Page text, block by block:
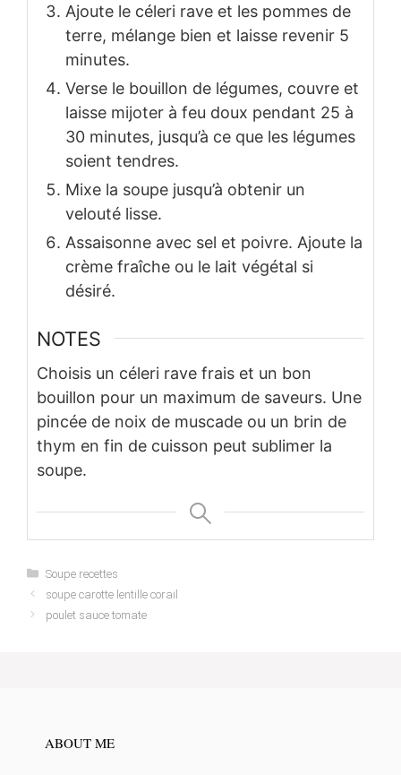
Ajoute le céleri rave et les pommes de
terre, mélange bien et laisse revenir 5
minutes.
Verse le bouillon de légumes, couvre et
laisse mijoter à feu doux pendant 25 à
30 minutes, jusqu’à ce que les légumes
soient tendres.
Mixe la soupe jusqu’à obtenir un
velouté lisse.
Assaisonne avec sel et poivre. Ajoute la
crème fraîche ou le lait végétal si
désiré.
NOTES
Choisis un céleri rave frais et un bon
bouillon pour un maximum de saveurs. Une
pincée de noix de muscade ou un brin de
thym en fin de cuisson peut sublimer la
soupe.
Categories
Soupe recettes
soupe carotte lentille corail
poulet sauce tomate
ABOUT ME